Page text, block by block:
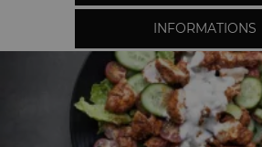
INFORMATIONS